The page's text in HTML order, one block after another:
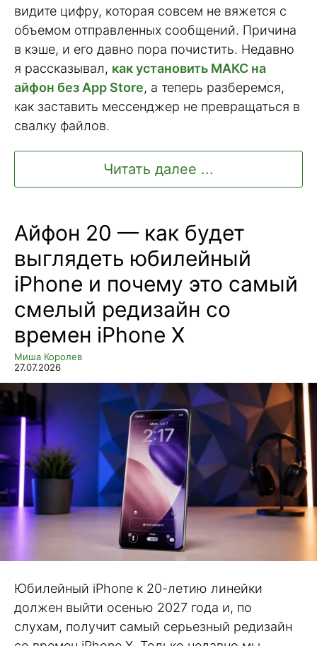
видите цифру, которая совсем не вяжется с
объемом отправленных сообщений. Причина
в кэше, и его давно пора почистить. Недавно
я рассказывал, как установить МАКС на
айфон без App Store, а теперь разберемся,
как заставить мессенджер не превращаться в
свалку файлов.
Читать далее ...
Айфон 20 — как будет
выглядеть юбилейный
iPhone и почему это самый
смелый редизайн со
времен iPhone X
Миша Королев
27.07.2026
Юбилейный iPhone к 20-летию линейки
должен выйти осенью 2027 года и, по
слухам, получит самый серьезный редизайн